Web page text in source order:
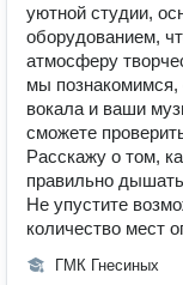
уютной студии,
оборудованием,
атмосферу
мы
вокала и ваши
сможете
Расскажу о том,
правильно
Не упустите
количество мест
ГМК Гнесиных